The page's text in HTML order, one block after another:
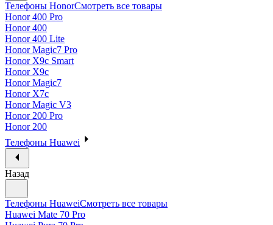
Телефоны HonorСмотреть все товары
Honor 400 Pro
Honor 400
Honor 400 Lite
Honor Magic7 Pro
Honor X9c Smart
Honor X9c
Honor Magic7
Honor X7c
Honor Magic V3
Honor 200 Pro
Honor 200
Телефоны Huawei
Назад
Телефоны HuaweiСмотреть все товары
Huawei Mate 70 Pro